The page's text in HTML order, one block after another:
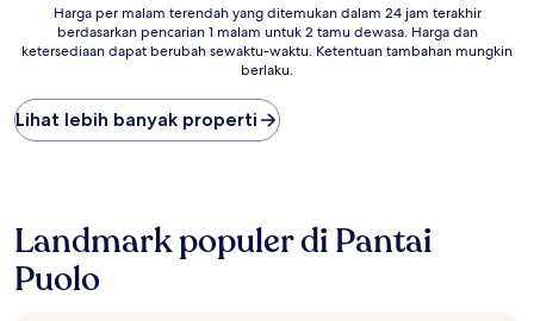
Harga
malam
yang
ditemukan
dalam
berdasarkan
pencarian
1
malam
Harga per malam terendah yang ditemukan dalam 24 jam terakhir
berdasarkan pencarian 1 malam untuk 2 tamu dewasa. Harga dan
ketersediaan dapat berubah sewaktu-waktu. Ketentuan tambahan mungkin
berlaku.
Lihat lebih banyak properti
Landmark populer di Pantai
Puolo